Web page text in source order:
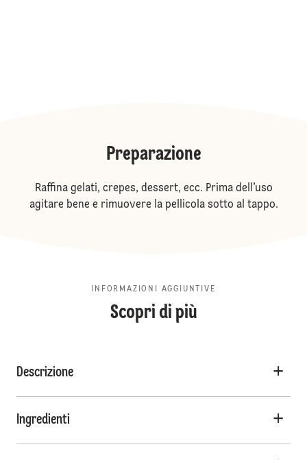
Preparazione
Raffina gelati, crepes, dessert, ecc. Prima dell’uso
agitare bene e rimuovere la pellicola sotto al tappo.
INFORMAZIONI AGGIUNTIVE
Scopri di più
Descrizione
Ingredienti